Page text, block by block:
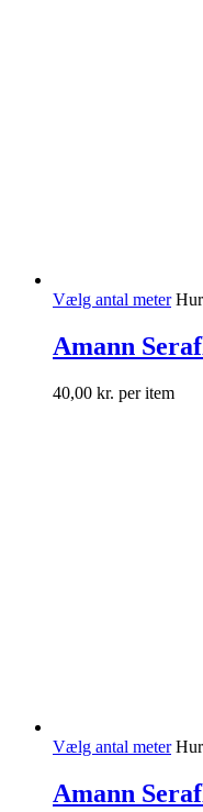
Vælg antal meter
Amann
40,00 kr. per item
Vælg antal meter
Amann